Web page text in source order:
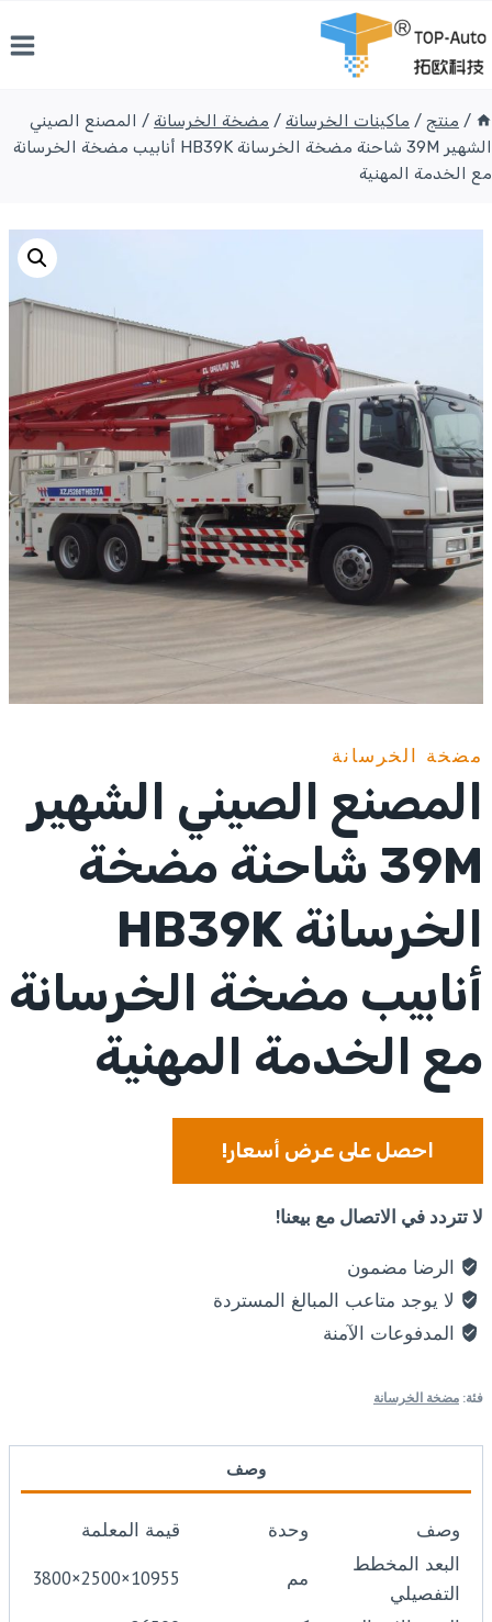
إلى
المحتوى
/ منتج / ماكينات الخرسانة / مضخة الخرسانة / المصنع الصيني
الشهير 39M شاحنة مضخة الخرسانة HB39K أنابيب مضخة الخرسانة
مع الخدمة المهنية
مضخة الخرسانة
المصنع الصيني الشهير
39M شاحنة مضخة
الخرسانة HB39K
أنابيب مضخة الخرسانة
مع الخدمة المهنية
احصل على عرض أسعار!
لا تتردد في الاتصال مع بيعنا!
الرضا مضمون
لا يوجد متاعب المبالغ المستردة
المدفوعات الآمنة
فئة: مضخة الخرسانة
وصف
وصف وحدة
قيمة المعلمة
البعد المخطط
التفصيلي
مم 10955×2500×3800